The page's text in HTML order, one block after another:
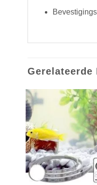
Gerelateerde